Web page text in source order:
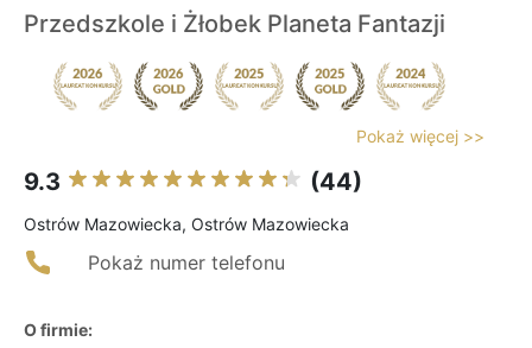
Przedszkole i Żłobek Planeta Fantazji
Pokaż więcej >>
9.3 (44)
Ostrów Mazowiecka, Ostrów Mazowiecka
Pokaż numer telefonu
O firmie: